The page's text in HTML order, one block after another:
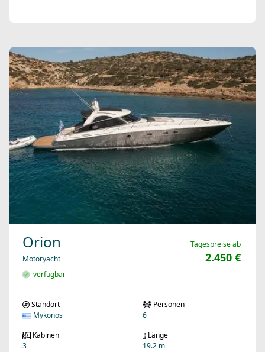
Orion
Motoryacht
verfügbar
Tagespreise ab
2.450 €
Standort
Mykonos
Personen
6
Kabinen
3
Länge
19.2 m